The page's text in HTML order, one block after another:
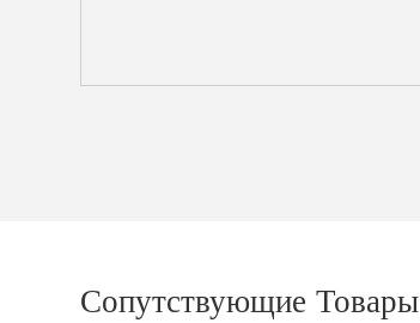
Сопутствующие Товары